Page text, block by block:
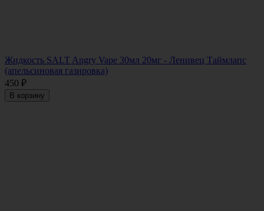
Жидкость SALT Angry Vape 30мл 20мг - Ленивец Таймлапс
(апельсиновая газировка)
450 ₽
В корзину